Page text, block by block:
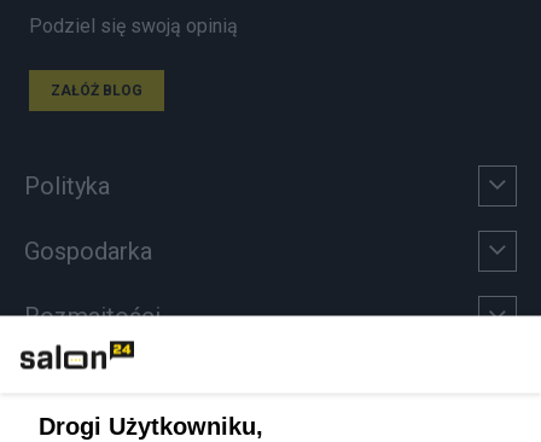
Podziel się swoją opinią
ZAŁÓŻ BLOG
Polityka
Gospodarka
Rozmaitości
Drogi Użytkowniku,